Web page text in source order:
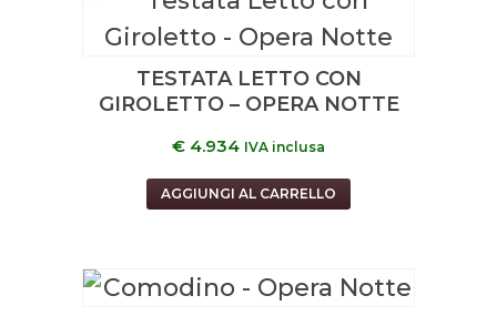
TESTATA LETTO CON
GIROLETTO – OPERA NOTTE
€ 4.934 IVA inclusa
AGGIUNGI AL CARRELLO